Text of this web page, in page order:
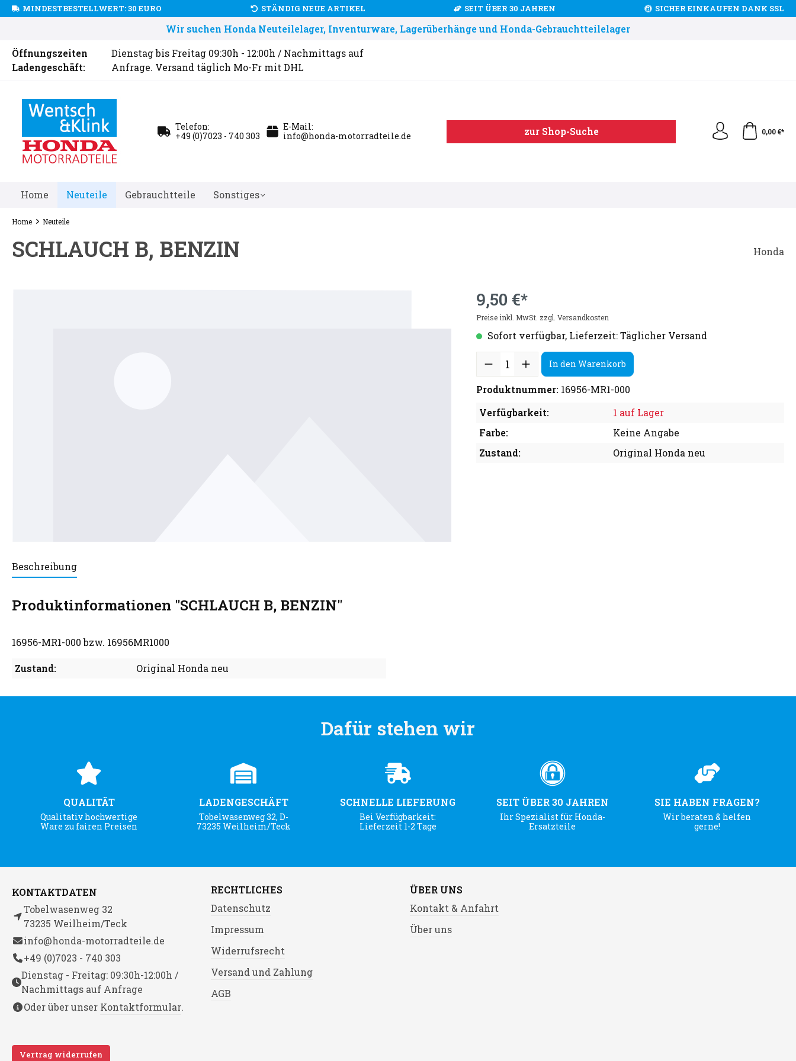
MINDESTBESTELLWERT: 30 EURO STÄNDIG NEUE ARTIKEL SEIT ÜBER 30 JAHREN SICHER EINKAUFEN DANK SSL
Wir suchen Honda Neuteilelager, Inventurware, Lagerüberhänge und Honda-Gebrauchtteilelager
Öffnungszeiten
Ladengeschäft:
Dienstag bis Freitag 09:30h - 12:00h / Nachmittags auf
Anfrage. Versand täglich Mo-Fr mit DHL
Telefon:
+49 (0)7023 - 740 303
E-Mail:
info@honda-motorradteile.de
zur Shop-Suche 0,00 €*
Home Neuteile Gebrauchtteile Sonstiges
Home Neuteile
SCHLAUCH B, BENZIN Honda
9,50 €*
Preise inkl. MwSt. zzgl. Versandkosten
Sofort verfügbar, Lieferzeit: Täglicher Versand
In den Warenkorb
Produktnummer: 16956-MR1-000
Verfügbarkeit:
1 auf Lager
Farbe:
Keine Angabe
Zustand:
Original Honda neu
Beschreibung
Produktinformationen "SCHLAUCH B, BENZIN"
16956-MR1-000 bzw. 16956MR1000
Zustand: Original Honda neu
Dafür stehen wir
QUALITÄT
Qualitativ hochwertige
Ware zu fairen Preisen
LADENGESCHÄFT
Tobelwasenweg 32, D-
73235 Weilheim/Teck
SCHNELLE LIEFERUNG
Bei Verfügbarkeit:
Lieferzeit 1-2 Tage
SEIT ÜBER 30 JAHREN
Ihr Spezialist für Honda-
Ersatzteile
SIE HABEN FRAGEN?
Wir beraten & helfen
gerne!
KONTAKTDATEN
Tobelwasenweg 32
73235 Weilheim/Teck
info@honda-motorradteile.de
+49 (0)7023 - 740 303
Dienstag - Freitag: 09:30h-12:00h /
Nachmittags auf Anfrage
Oder über unser Kontaktformular.
Vertrag widerrufen
RECHTLICHES
Datenschutz
Impressum
Widerrufsrecht
Versand und Zahlung
AGB
ÜBER UNS
Kontakt & Anfahrt
Über uns